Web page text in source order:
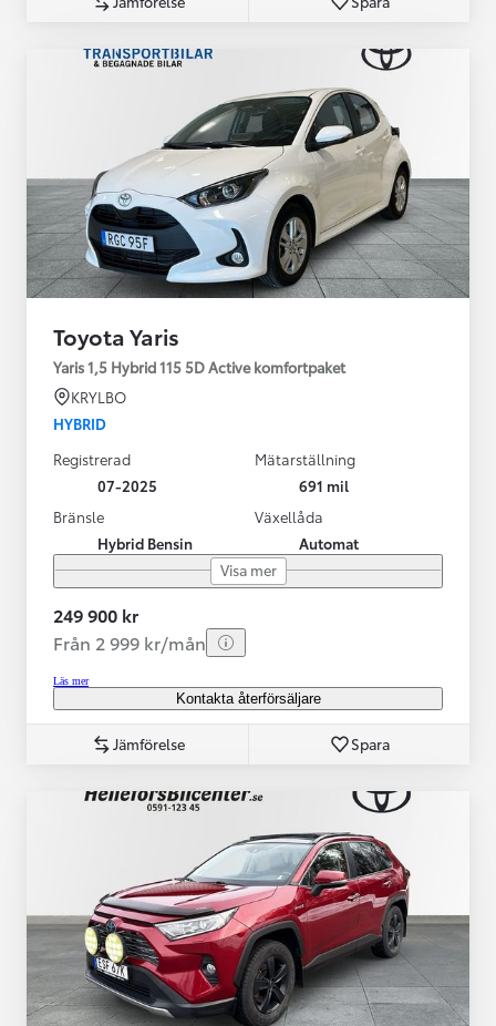
Toyota Yaris
Yaris 1,5 Hybrid 115 5D Active komfortpaket
KRYLBO
HYBRID
Registrerad
07-2025
Mätarställning
691 mil
Bränsle
Hybrid Bensin
Växellåda
Automat
Visa mer
249 900 kr
Från 2 999 kr/mån
Läs mer
Kontakta återförsäljare
Jämförelse Spara